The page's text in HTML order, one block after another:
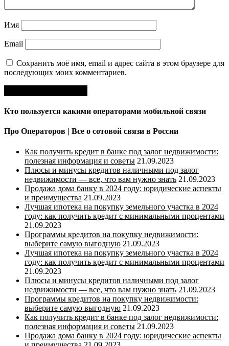
Имя
Email
Сохранить моё имя, email и адрес сайта в этом браузере для
последующих моих комментариев.
Кто пользуется какими операторами мобильной связи
Про Операторов | Все о сотовой связи в России
Как получить кредит в банке под залог недвижимости:
полезная информация и советы 21.09.2023
Плюсы и минусы кредитов наличными под залог
недвижимости — все, что вам нужно знать 21.09.2023
Продажа дома банку в 2024 году: юридические аспекты
и преимущества 21.09.2023
Лучшая ипотека на покупку земельного участка в 2024
году: как получить кредит с минимальными процентами
21.09.2023
Программы кредитов на покупку недвижимости:
выберите самую выгодную 21.09.2023
Лучшая ипотека на покупку земельного участка в 2024
году: как получить кредит с минимальными процентами
21.09.2023
Плюсы и минусы кредитов наличными под залог
недвижимости — все, что вам нужно знать 21.09.2023
Программы кредитов на покупку недвижимости:
выберите самую выгодную 21.09.2023
Как получить кредит в банке под залог недвижимости:
полезная информация и советы 21.09.2023
Продажа дома банку в 2024 году: юридические аспекты